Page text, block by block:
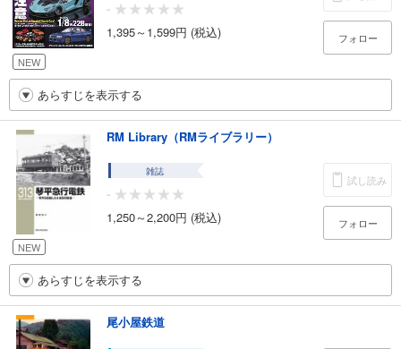
NEW
-
1,395～1,599円 (税込)
フォロー
あらすじを表示する
NEW
RM Library（RMライブラリー）
雑誌
-
1,250～2,200円 (税込)
試し読み
フォロー
あらすじを表示する
尾小屋鉄道